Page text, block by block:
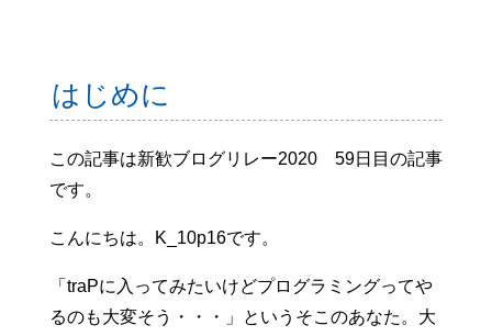
はじめに
この記事は新歓ブログリレー2020 59日目の記事
です。
こんにちは。K_10p16です。
「traPに入ってみたいけどプログラミングってや
るのも大変そう・・・」というそこのあなた。大